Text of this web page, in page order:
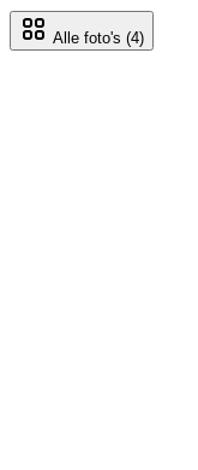
Alle foto's (4)